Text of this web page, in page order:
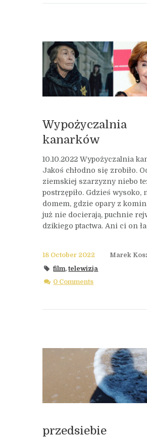
Wypożyczalnia
kanarków
10.10.2022 Wypożyczalnia
Jakoś chłodno się zrobiło.
ziemskiej szarzyzny niebo
postrzępiło. Gdzieś wysoko,
domem, gdzie opary z
już nie docierają, puchnie
dzikiego ptactwa. Ani ci on
18 October 2022
Marek
film,telewizja
0 Comments
przedsiebie